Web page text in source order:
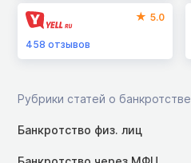
5.0
458 отзывов
Рубрики статей о банкротстве
Банкротство физ. лиц